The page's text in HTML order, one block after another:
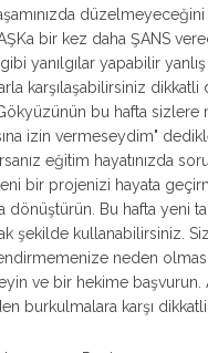
bir kez daha ŞANS
yanılgılar yapabilir
karşılaşabilirsiniz dikkatli
bu hafta sizlere
izin vermeseydim"
eğitim hayatınızda
bir projenizi hayata
dönüştürün. Bu hafta yeni
şekilde kullanabilirsiniz.
neden
ve bir hekime başvurun.
burkulmalara karşı